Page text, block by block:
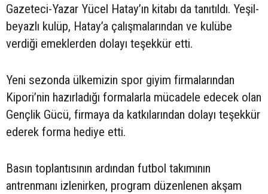
Gazeteci-Yazar Yücel Hatay’ın kitabı da tanıtıldı. Yeşil-
beyazlı kulüp, Hatay’a çalışmalarından ve kulübe
verdiği emeklerden dolayı teşekkür etti.
Yeni sezonda ülkemizin spor giyim firmalarından
Kipori’nin hazırladığı formalarla mücadele edecek olan
Gençlik Gücü, firmaya da katkılarından dolayı teşekkür
ederek forma hediye etti.
Basın toplantısının ardından futbol takımının
antrenmanı izlenirken, program düzenlenen akşam